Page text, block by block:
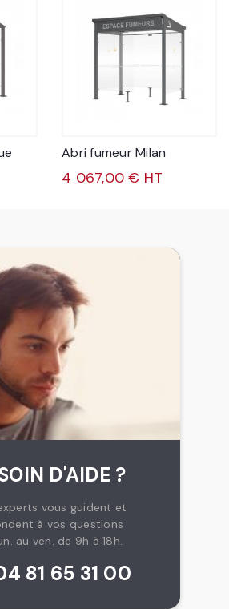
Abri fumeur Milan
4 067,00 € HT
D'AIDE ?
vous guident et
à vos questions
au ven. de 9h à 18h.
81 65 31 00